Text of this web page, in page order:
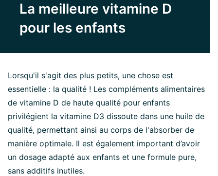
La meilleure vitamine D
pour les enfants
Lorsqu'il s'agit des plus petits, une chose est
essentielle : la qualité ! Les compléments alimentaires
de vitamine D de haute qualité pour enfants
privilégient la vitamine D3 dissoute dans une huile de
qualité, permettant ainsi au corps de l'absorber de
manière optimale. Il est également important d’avoir
un dosage adapté aux enfants et une formule pure,
sans additifs inutiles.